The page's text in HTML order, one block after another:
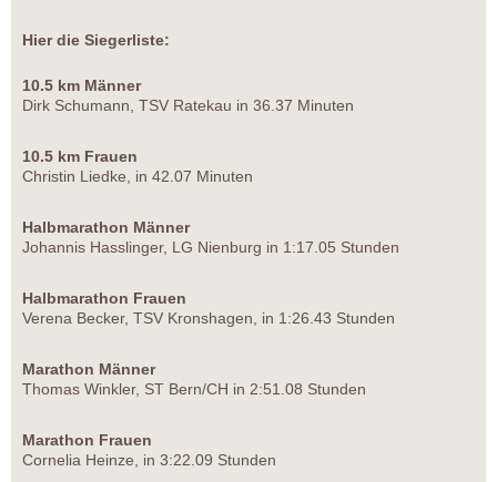
Hier die Siegerliste:
10.5 km Männer
Dirk Schumann, TSV Ratekau in 36.37 Minuten
10.5 km Frauen
Christin Liedke, in 42.07 Minuten
Halbmarathon Männer
Johannis Hasslinger, LG Nienburg in 1:17.05 Stunden
Halbmarathon Frauen
Verena Becker, TSV Kronshagen, in 1:26.43 Stunden
Marathon Männer
Thomas Winkler, ST Bern/CH in 2:51.08 Stunden
Marathon Frauen
Cornelia Heinze, in 3:22.09 Stunden